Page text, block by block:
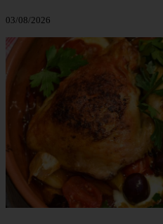
03/08/2026